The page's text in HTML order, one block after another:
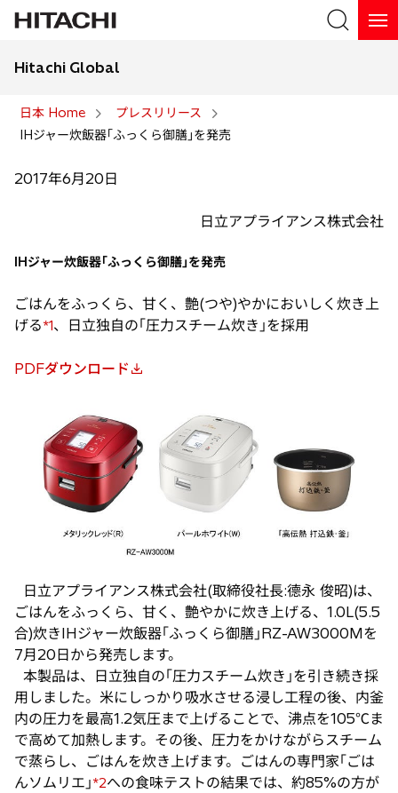
Hitachi Global
日本 Home
プレスリリース
IHジャー炊飯器｢ふっくら御膳｣を発売
2017年6月20日
日立アプライアンス株式会社
IHジャー炊飯器｢ふっくら御膳｣を発売
ごはんをふっくら、甘く、艶(つや)やかにおいしく炊き上
げる*1、日立独自の｢圧力スチーム炊き｣を採用
PDFダウンロード
新
日立アプライアンス株式会社(取締役社長:德永 俊昭)は、
ごはんをふっくら、甘く、艶やかに炊き上げる、1.0L(5.5
合)炊きIHジャー炊飯器｢ふっくら御膳｣RZ-AW3000Mを
7月20日から発売します。
本製品は、日立独自の｢圧力スチーム炊き｣を引き続き採
用しました。米にしっかり吸水させる浸し工程の後、内釜
内の圧力を最高1.2気圧まで上げることで、沸点を105℃ま
で高めて加熱します。その後、圧力をかけながらスチーム
で蒸らし、ごはんを炊き上げます。ごはんの専門家｢ごは
んソムリエ｣*2への食味テストの結果では、約85%の方が